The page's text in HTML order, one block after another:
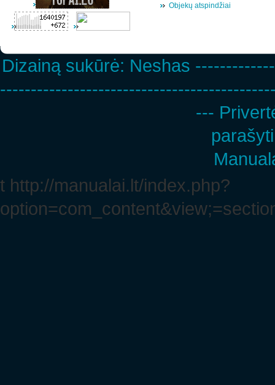
Objekų atspindžiai
Dizainą sukūrė: Neshas
---
t http://manualai.lt/index.php?